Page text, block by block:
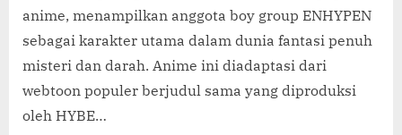
anime, menampilkan anggota boy group ENHYPEN
sebagai karakter utama dalam dunia fantasi penuh
misteri dan darah. Anime ini diadaptasi dari
webtoon populer berjudul sama yang diproduksi
oleh HYBE…